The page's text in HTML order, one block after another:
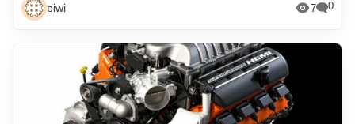
piwi 7 0